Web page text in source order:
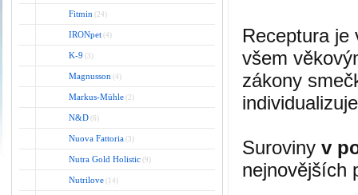
Fitmin (24)
IRONpet (4)
K-9 (3)
Magnusson (4)
Markus-Mühle (2)
N&D (6)
Nuova Fattoria (3)
Nutra Gold Holistic (9)
Nutrilove (14)
Receptura je
všem
zákony
Suroviny v
nejnovějších